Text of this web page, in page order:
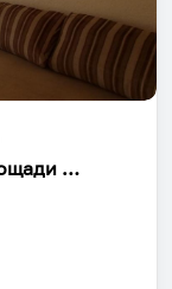
Апартаменты Home Сomfort на площади Космонавтов 3/2